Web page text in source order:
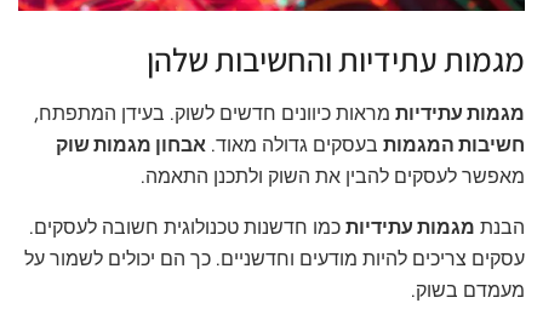
מגמות עתידיות והחשיבות שלהן
מגמות עתידיות מראות כיוונים חדשים לשוק. בעידן המתפתח,
חשיבות המגמות בעסקים גדולה מאוד. אבחון מגמות שוק
מאפשר לעסקים להבין את השוק ולתכנן התאמה.
הבנת מגמות עתידיותכמו חדשנות טכנולוגית חשובה לעסקים.
עסקים צריכים להיות מודעים וחדשניים. כך הם יכולים לשמור על
מעמדם בשוק.